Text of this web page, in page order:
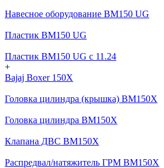
Навесное оборудование BM150 UG
Пластик BM150 UG
Пластик BM150 UG c 11.24
+
Bajaj Boxer 150X
Головка цилиндра (крышка) BM150X
Головка цилиндра BM150X
Клапана ДВС BM150X
Распредвал/натяжитель ГРМ BM150X